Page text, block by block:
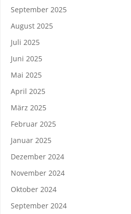
September 2025
August 2025
Juli 2025
Juni 2025
Mai 2025
April 2025
März 2025
Februar 2025
Januar 2025
Dezember 2024
November 2024
Oktober 2024
September 2024